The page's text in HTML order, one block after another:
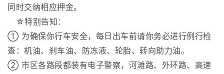
同时交纳相应押金。
☆特别告知：
① 为确保你行车安全，每日出车前请你务必进行例行检
查：机油、刹车油、防冻液、轮胎、转向助力油。
② 市区各路段都装有电子警察，河滩路、外环路、高速